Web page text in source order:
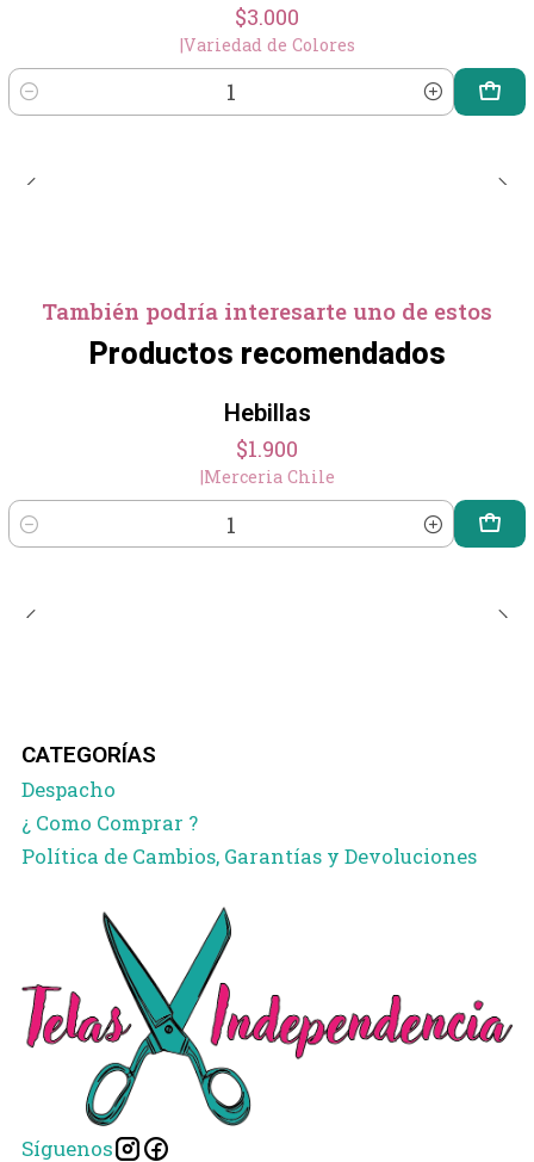
$3.000
|Variedad de Colores
Cantidad
También podría interesarte uno de estos
Productos recomendados
Hebillas
$1.900
|Merceria Chile
Cantidad
CATEGORÍAS
Despacho
¿ Como Comprar ?
Política de Cambios, Garantías y Devoluciones
Síguenos